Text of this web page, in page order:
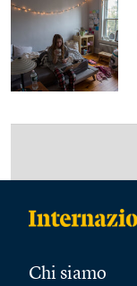
Chi siamo